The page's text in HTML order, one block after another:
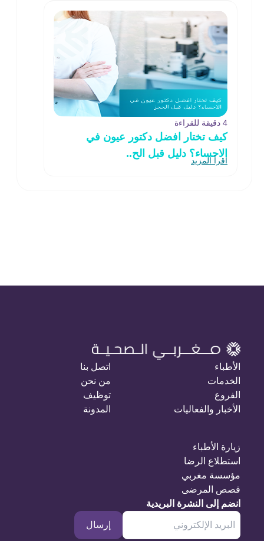
4 دقيقة للقراءة
كيف تختار افضل دكتور عيون في
الاحساء؟ دليل قبل الح..
اقرأ المزيد
الأطباء
الخدمات
الفروع
الأخبار والفعاليات
اتصل بنا
من نحن
توظيف
المدونة
زيارة الأطباء
استطلاع الرضا
مؤسسة مغربي
قصص المرضى
انضم إلى النشرة البريدية
إرسال